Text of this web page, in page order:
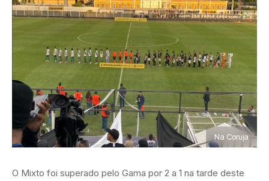
Na Coruja
O Mixto foi superado pelo Gama por 2 a 1 na tarde deste